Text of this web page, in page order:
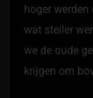
hoger
wat steiler
we de oude
krijgen om